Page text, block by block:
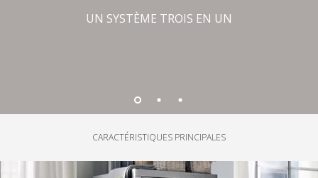
UN SYSTÈME TROIS EN UN
CARACTÉRISTIQUES PRINCIPALES